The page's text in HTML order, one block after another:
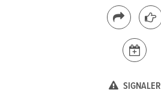
SIGNALER